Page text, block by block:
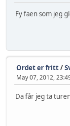
Fy faen som jeg
Ordet er fritt/
May 07, 2012,
Da får jeg ta